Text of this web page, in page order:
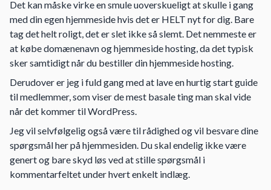
Det kan måske virke en smule uoverskueligt at skulle i gang
med din egen hjemmeside hvis det er HELT nyt for dig. Bare
tag det helt roligt, det er slet ikke så slemt. Det nemmeste er
at købe domænenavn og hjemmeside hosting, da det typisk
sker samtidigt når du bestiller din hjemmeside hosting.
Derudover er jeg i fuld gang med at lave en hurtig start guide
til medlemmer, som viser de mest basale ting man skal vide
når det kommer til WordPress.
Jeg vil selvfølgelig også være til rådighed og vil besvare dine
spørgsmål her på hjemmesiden. Du skal endelig ikke være
genert og bare skyd løs ved at stille spørgsmål i
kommentarfeltet under hvert enkelt indlæg.